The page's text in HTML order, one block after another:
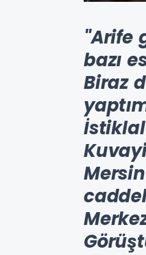
"Arife
bazı
Biraz